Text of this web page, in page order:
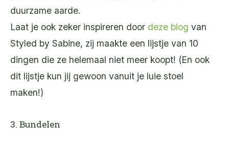
duurzame aarde.
Laat je ook zeker inspireren door deze blog van
Styled by Sabine, zij maakte een lijstje van 10
dingen die ze helemaal niet meer koopt! (En ook
dit lijstje kun jij gewoon vanuit je luie stoel
maken!)
3. Bundelen